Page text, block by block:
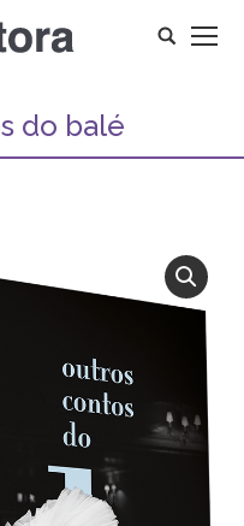
Search:
do balé